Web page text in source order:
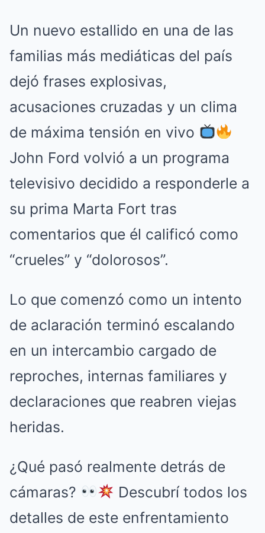
Un nuevo estallido en una de las
familias más mediáticas del país
dejó frases explosivas,
acusaciones cruzadas y un clima
de máxima tensión en vivo
John Ford volvió a un programa
televisivo decidido a responderle a
su prima Marta Fort tras
comentarios que él calificó como
“crueles” y “dolorosos”.
Lo que comenzó como un intento
de aclaración terminó escalando
en un intercambio cargado de
reproches, internas familiares y
declaraciones que reabren viejas
heridas.
¿Qué pasó realmente detrás de
cámaras?
Descubrí todos los
detalles de este enfrentamiento